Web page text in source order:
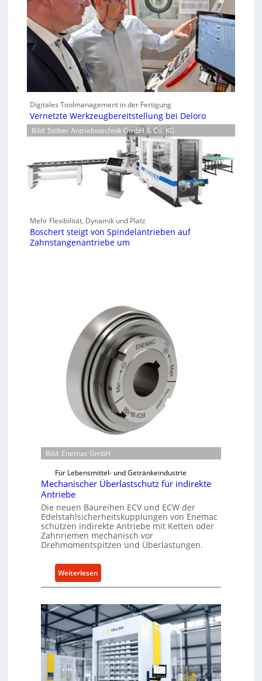
Digitales Toolmanagement in der Fertigung
Vernetzte Werkzeugbereitstellung bei Deloro
Bild: Stöber Antriebstechnik GmbH & Co. KG
Mehr Flexibilität, Dynamik und Platz
Boschert steigt von Spindelantrieben auf
Zahnstangenantriebe um
Bild: Enemac GmbH
Für Lebensmittel- und Getränkeindustrie
Mechanischer Überlastschutz für indirekte
Antriebe
Die neuen Baureihen ECV und ECW der
Edelstahlsicherheitskupplungen von Enemac
schützen indirekte Antriebe mit Ketten oder
Zahnriemen mechanisch vor
Drehmomentspitzen und Überlastungen.
Weiterlesen:
M
c
h
n